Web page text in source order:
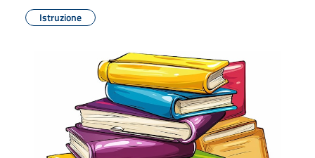
Istruzione